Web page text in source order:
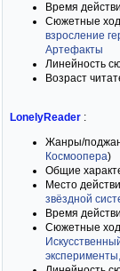
Время
Сюжетные
взросление
Артефакты
Линейность
Возраст
LonelyReader :
Жанры/
Космоопера)
Общие
Место
звёздной
Время
Сюжетные